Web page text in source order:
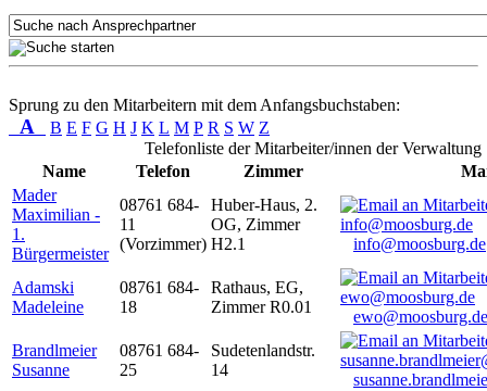
Sprung zu den Mitarbeitern mit dem Anfangsbuchstaben:
A B E F G H J K L M P R S W Z
Telefonliste der Mitarbeiter/innen der Verwaltung
Name
Telefon Zimmer
Mader
Maximilian -
1.
Bürgermeister
08761 684-
11
(Vorzimmer)
Huber-Haus, 2.
OG, Zimmer
H2.1
info@moosburg.de
Adamski
Madeleine
08761 684-
18
Rathaus, EG,
Zimmer R0.01
ewo@moosburg.de
Brandlmeier
Susanne
08761 684-
25
Sudetenlandstr.
14